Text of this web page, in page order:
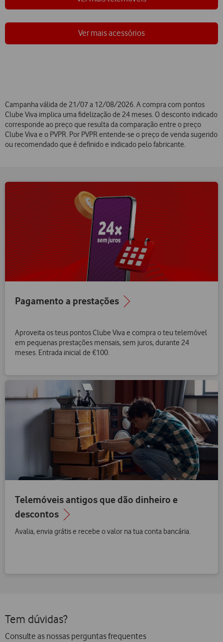
Ver mais acessórios
Campanha válida de 21/07 a 12/08/2026. A compra com pontos
Clube Viva implica uma fidelização de 24 meses. O desconto indicado
corresponde ao preço que resulta da comparação entre o preço
Clube Viva e o PVPR. Por PVPR entende-se o preço de venda sugerido
ou recomendado que é definido e indicado pelo fabricante.
Pagamento a prestações
Aproveita os teus pontos Clube Viva e compra o teu telemóvel
em pequenas prestações mensais, sem juros, durante 24
meses. Entrada inicial de €100.
Telemóveis antigos que dão dinheiro e
descontos
Avalia, envia grátis e recebe o valor na tua conta bancária.
Tem dúvidas?
Consulte as nossas perguntas frequentes